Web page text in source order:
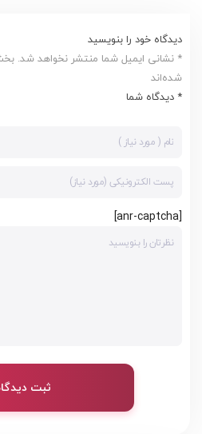
دیدگاه خود را بنویسید
* نشانی ایمیل شما منتشر نخواهد شد.
شده‌اند
* دیدگاه شما
[anr-captcha]
ثبت